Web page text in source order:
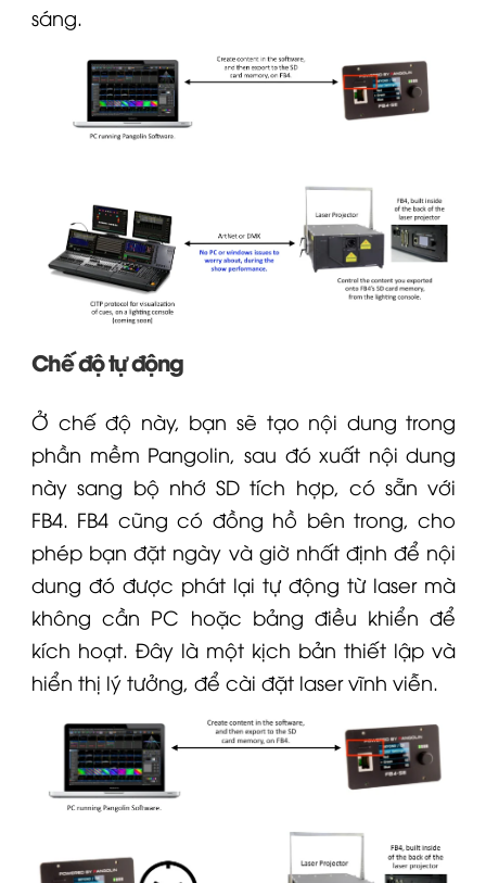
sáng.
Chế độ tự động
Ở chế độ này, bạn sẽ tạo nội dung trong
phần mềm Pangolin, sau đó xuất nội dung
này sang bộ nhớ SD tích hợp, có sẵn với
FB4. FB4 cũng có đồng hồ bên trong, cho
phép bạn đặt ngày và giờ nhất định để nội
dung đó được phát lại tự động từ laser mà
không cần PC hoặc bảng điều khiển để
kích hoạt. Đây là một kịch bản thiết lập và
hiển thị lý tưởng, để cài đặt laser vĩnh viễn.